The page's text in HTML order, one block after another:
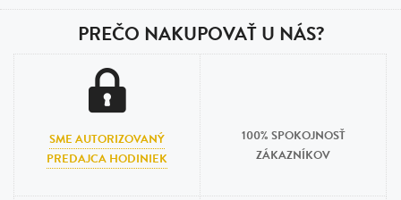
PREČO NAKUPOVAŤ U NÁS?
SME AUTORIZOVANÝ
PREDAJCA HODINIEK
100% SPOKOJNOSŤ
ZÁKAZNÍKOV